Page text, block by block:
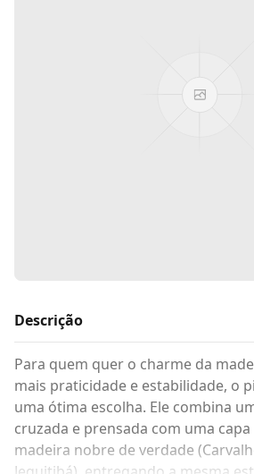
Descrição
Para quem quer o charme da
mais praticidade e estabilidade, o
uma ótima escolha. Ele combina
cruzada e prensada com uma
madeira nobre de verdade